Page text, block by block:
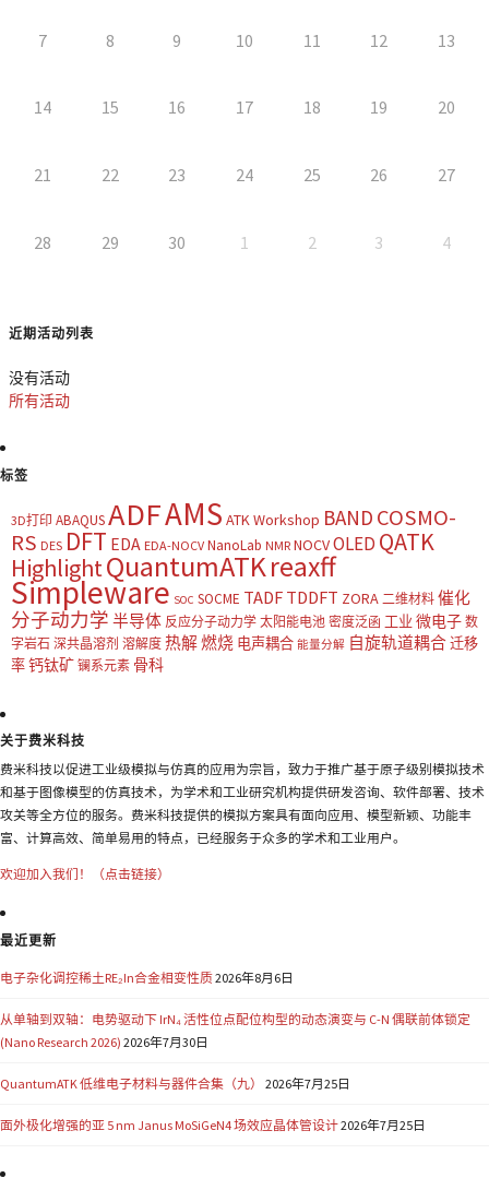
7 8 9 10 11 12 13
14 15 16 17 18 19 20
21 22 23 24 25 26 27
28 29 30 1 2 3 4
近期活动列表
没有活动
所有活动
标签
3D打印 ABAQUSADFAMS ATK Workshop BAND COSMO-
RS DES DFT EDA EDA-NOCV NanoLab NMR NOCVOLED QATK
HighlightQuantumATKreaxff
Simpleware SOC SOCME TADF TDDFT ZORA 二维材料 催化
分子动力学 半导体 反应分子动力学 太阳能电池 密度泛函 工业 微电子 数
字岩石 深共晶溶剂 溶解度 热解燃烧 电声耦合 能量分解 自旋轨道耦合迁移
率钙钛矿 镧系元素 骨科
关于费米科技
费米科技以促进工业级模拟与仿真的应用为宗旨，致力于推广基于原子级别模拟技术
和基于图像模型的仿真技术，为学术和工业研究机构提供研发咨询、软件部署、技术
攻关等全方位的服务。费米科技提供的模拟方案具有面向应用、模型新颖、功能丰
富、计算高效、简单易用的特点，已经服务于众多的学术和工业用户。
欢迎加入我们！（点击链接）
最近更新
电子杂化调控稀土RE₂In合金相变性质2026年8月6日
从单轴到双轴：电势驱动下 IrN₄ 活性位点配位构型的动态演变与 C-N 偶联前体锁定
(Nano Research 2026) 2026年7月30日
QuantumATK 低维电子材料与器件合集（九） 2026年7月25日
面外极化增强的亚 5 nm Janus MoSiGeN4 场效应晶体管设计2026年7月25日